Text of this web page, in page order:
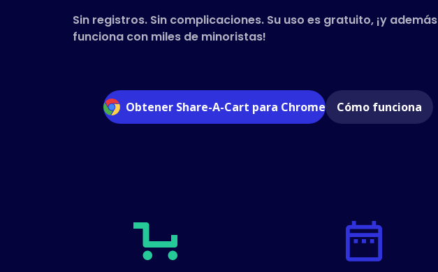
Sin registros. Sin complicaciones. Su uso es gratuito, ¡y además
funciona con miles de minoristas!
Obtener Share-A-Cart para Chrome Cómo funciona